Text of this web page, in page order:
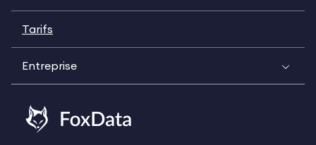
Tarifs
Entreprise